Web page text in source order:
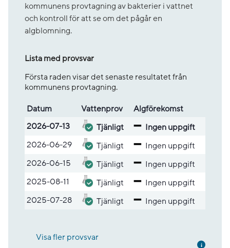
kommunens provtagning av bakterier i vattnet
och kontroll för att se om det pågår en
algblomning.
Lista med provsvar
Första raden visar det senaste resultatet från
kommunens provtagning.
Lista med provsvar
Datum Vatten­prov
Alg­före­komst
2026-07-13
Tjänligt
Ingen uppgift
2026-06-29
Tjänligt
Ingen uppgift
2026-06-15
Tjänligt
Ingen uppgift
2025-08-11
Tjänligt
Ingen uppgift
2025-07-28
Tjänligt Ingen uppgift
Visa fler provsvar Mer